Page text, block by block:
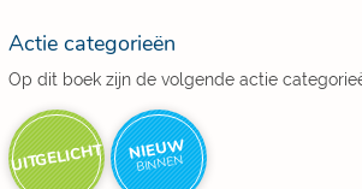
Actie categorieën
Op dit boek zijn de volgende actie
UITGELICHT NIEUW
BINNEN